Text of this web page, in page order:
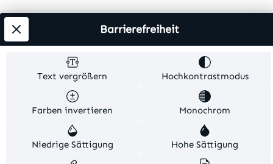
Alle Preise inkl. gesetzl. Mehrwertsteuer zzgl.
Herstellerangaben und ohne Gewähr.
© 2026 MKV24 – Alle Rechte vorbehalten. Theme by
Text vergrößern Hochkontrastmodus
Farben invertieren Monochrom
Niedrige Sättigung Hohe Sättigung
Barrierefreiheit